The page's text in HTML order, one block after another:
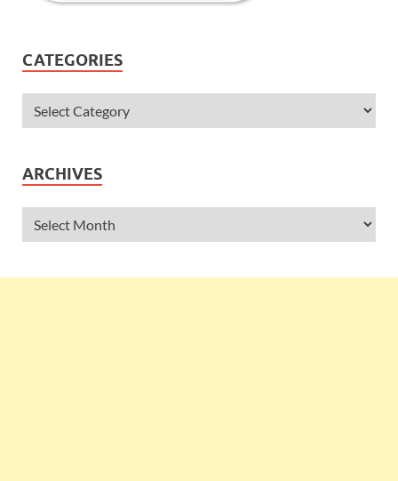
CATEGORIES
ARCHIVES